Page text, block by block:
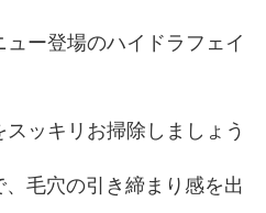
ー登場のハイドラフェイ
ッキリお掃除しましょう
毛穴の引き締まり感を出